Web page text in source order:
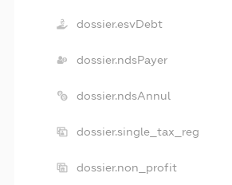
dossier.esvDebt
dossier.ndsPayer
dossier.ndsAnnul
dossier.single_tax_reg
dossier.non_profit